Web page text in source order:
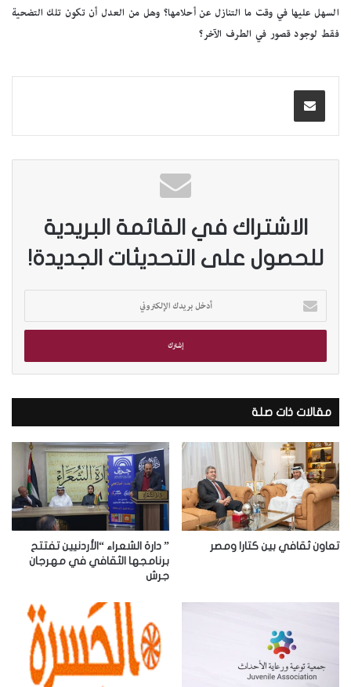
السهل عليها في وقت ما التنازل عن أحلامها؟ وهل من العدل أن تكون تلك التضحية
فقط لوجود قصور في الطرف الآخر؟
الاشتراك في القائمة البريدية
للحصول على التحديثات الجديدة!
خ
ب
ي
د
ك
ا
ل
إ
ل
ت
ر
مقالات ذات صلة
تعاون ثقافي بين كتارا ومصر
” دارة الشعراء “الأردنيين تفتتح
برنامجها الثقافي في مهرجان
جرش